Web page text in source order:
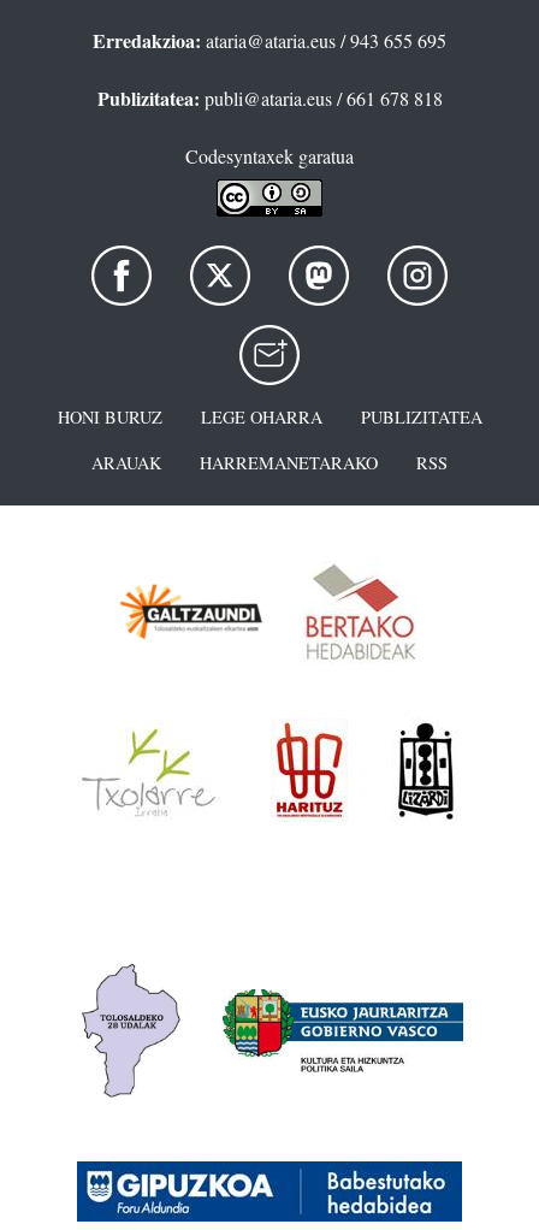
Erredakzioa: ataria@ataria.eus/ 943 655 695
Publizitatea: publi@ataria.eus/ 661 678 818
Codesyntaxek garatua
HONI BURUZ LEGE OHARRA
PUBLIZITATEA
ARAUAK
HARREMANETARAKO RSS